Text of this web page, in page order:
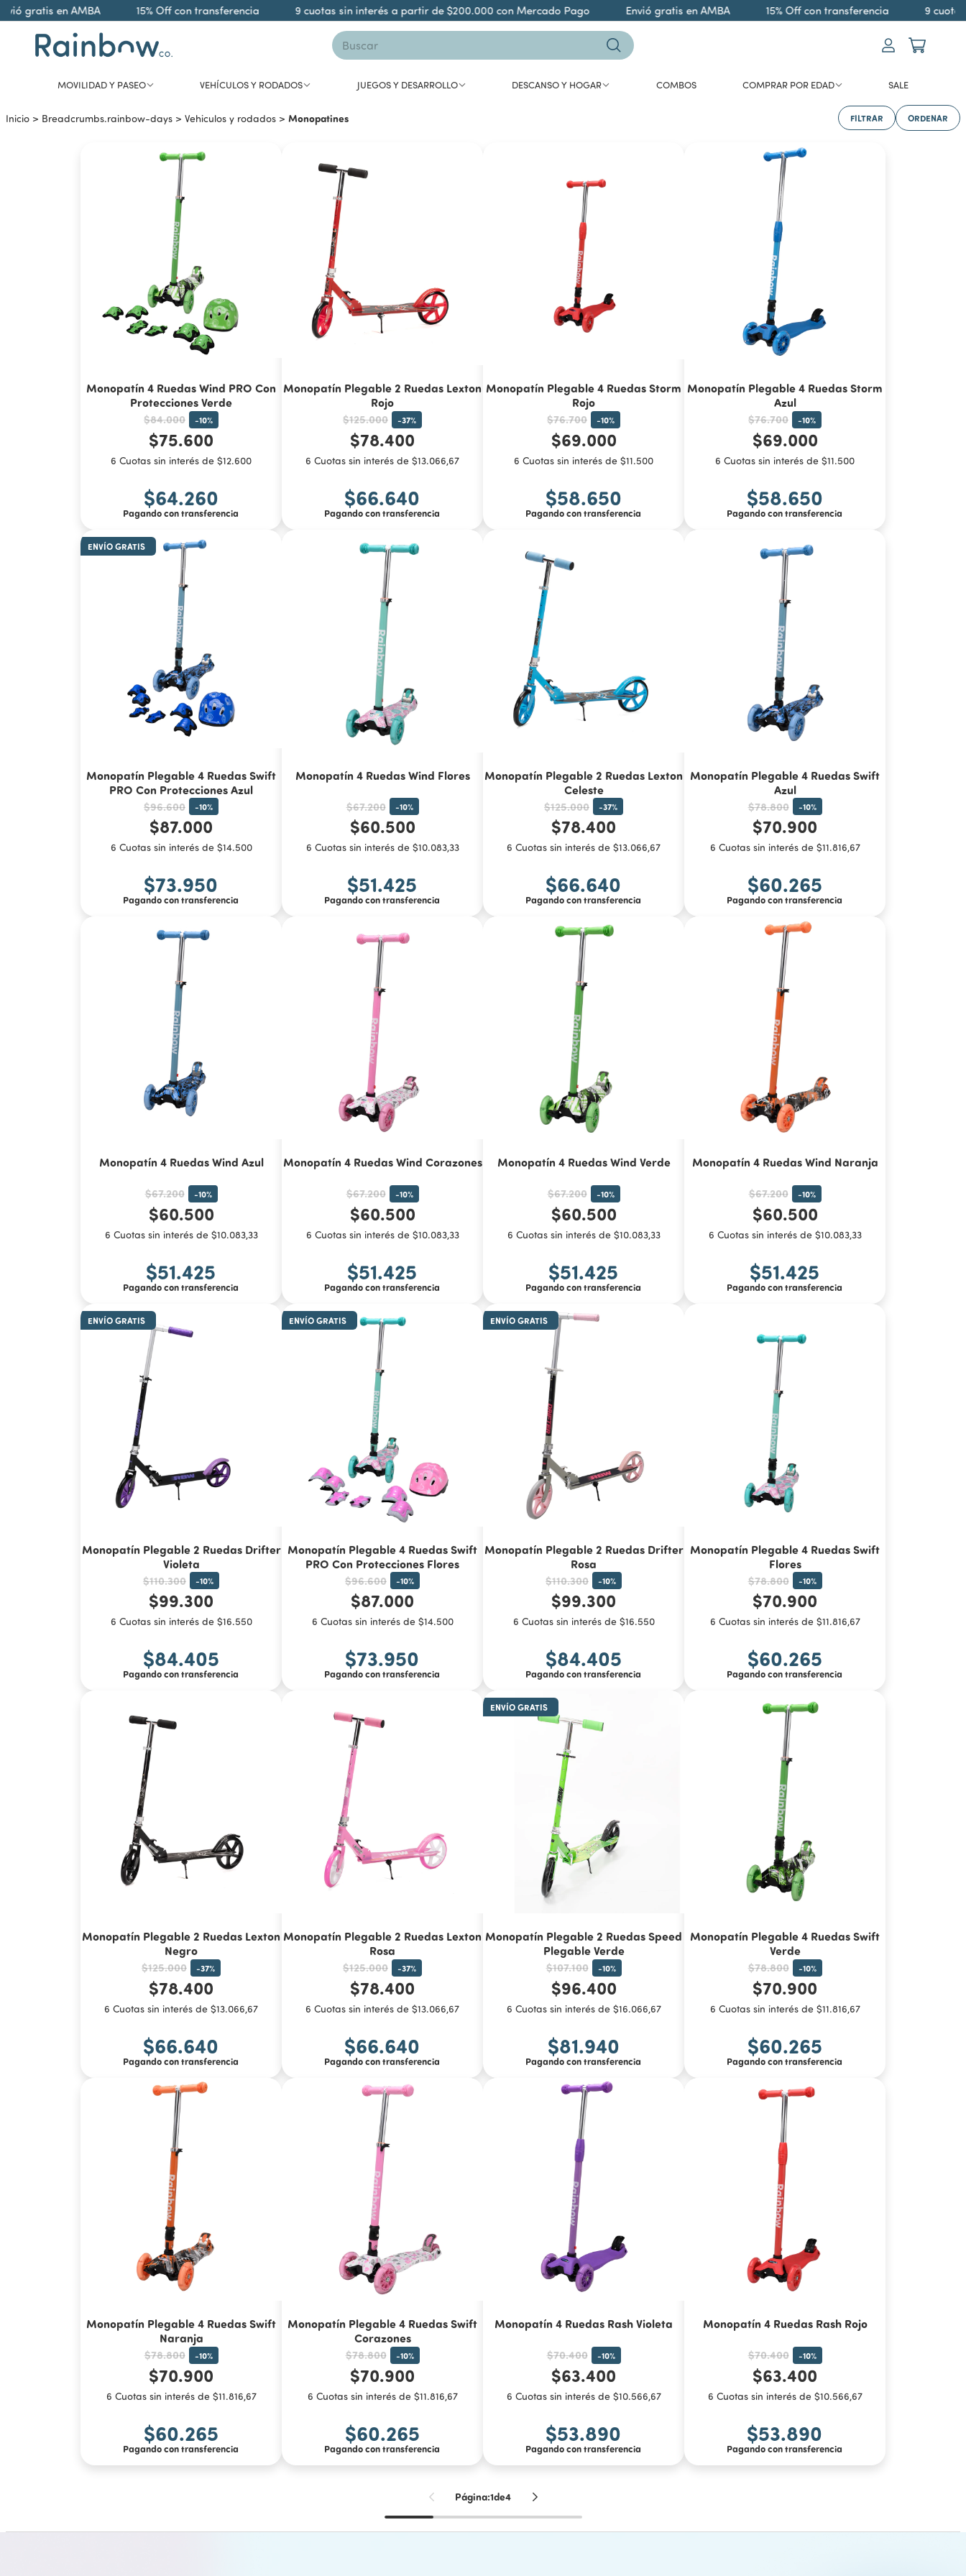
gratis en AMBA 15% Off con transferencia 9 cuotas sin interés a partir de $200.000 con Mercado Pago Envió gratis en AMBA 15% Off con transferencia 9 cuotas
MOVILIDAD Y PASEO VEHÍCULOS Y RODADOS JUEGOS Y DESARROLLO DESCANSO Y HOGAR COMBOS COMPRAR POR EDAD SALE
Inicio > Breadcrumbs.rainbow-days > Vehiculos y rodados > Monopatines FILTRAR ORDENAR
Monopatín 4 Ruedas Wind PRO Con
Protecciones Verde
$84.000 -10%
$75.600
6 Cuotas sin interés de $12.600
$64.260
Pagando con transferencia
Monopatín Plegable 2 Ruedas Lexton
Rojo
$125.000 -37%
$78.400
6 Cuotas sin interés de $13.066,67
$66.640
Pagando con transferencia
Monopatín Plegable 4 Ruedas Storm
Rojo
$76.700 -10%
$69.000
6 Cuotas sin interés de $11.500
$58.650
Pagando con transferencia
Monopatín Plegable 4 Ruedas Storm
Azul
$76.700 -10%
$69.000
6 Cuotas sin interés de $11.500
$58.650
Pagando con transferencia
ENVÍO GRATIS
Monopatín Plegable 4 Ruedas Swift
PRO Con Protecciones Azul
$96.600 -10%
$87.000
6 Cuotas sin interés de $14.500
$73.950
Pagando con transferencia
Monopatín 4 Ruedas Wind Flores
$67.200 -10%
$60.500
6 Cuotas sin interés de $10.083,33
$51.425
Pagando con transferencia
Monopatín Plegable 2 Ruedas Lexton
Celeste
$125.000 -37%
$78.400
6 Cuotas sin interés de $13.066,67
$66.640
Pagando con transferencia
Monopatín Plegable 4 Ruedas Swift
Azul
$78.800 -10%
$70.900
6 Cuotas sin interés de $11.816,67
$60.265
Pagando con transferencia
Monopatín 4 Ruedas Wind Azul
$67.200 -10%
$60.500
6 Cuotas sin interés de $10.083,33
$51.425
Pagando con transferencia
Monopatín 4 Ruedas Wind Corazones
$67.200 -10%
$60.500
6 Cuotas sin interés de $10.083,33
$51.425
Pagando con transferencia
Monopatín 4 Ruedas Wind Verde
$67.200 -10%
$60.500
6 Cuotas sin interés de $10.083,33
$51.425
Pagando con transferencia
Monopatín 4 Ruedas Wind Naranja
$67.200 -10%
$60.500
6 Cuotas sin interés de $10.083,33
$51.425
Pagando con transferencia
ENVÍO GRATIS
Monopatín Plegable 2 Ruedas Drifter
Violeta
$110.300 -10%
$99.300
6 Cuotas sin interés de $16.550
$84.405
Pagando con transferencia
ENVÍO GRATIS
Monopatín Plegable 4 Ruedas Swift
PRO Con Protecciones Flores
$96.600 -10%
$87.000
6 Cuotas sin interés de $14.500
$73.950
Pagando con transferencia
ENVÍO GRATIS
Monopatín Plegable 2 Ruedas Drifter
Rosa
$110.300 -10%
$99.300
6 Cuotas sin interés de $16.550
$84.405
Pagando con transferencia
Monopatín Plegable 4 Ruedas Swift
Flores
$78.800 -10%
$70.900
6 Cuotas sin interés de $11.816,67
$60.265
Pagando con transferencia
Monopatín Plegable 2 Ruedas Lexton
Negro
$125.000 -37%
$78.400
6 Cuotas sin interés de $13.066,67
$66.640
Pagando con transferencia
Monopatín Plegable 2 Ruedas Lexton
Rosa
$125.000 -37%
$78.400
6 Cuotas sin interés de $13.066,67
$66.640
Pagando con transferencia
ENVÍO GRATIS
Monopatín Plegable 2 Ruedas Speed
Plegable Verde
$107.100 -10%
$96.400
6 Cuotas sin interés de $16.066,67
$81.940
Pagando con transferencia
Monopatín Plegable 4 Ruedas Swift
Verde
$78.800 -10%
$70.900
6 Cuotas sin interés de $11.816,67
$60.265
Pagando con transferencia
Monopatín Plegable 4 Ruedas Swift
Naranja
$78.800 -10%
$70.900
6 Cuotas sin interés de $11.816,67
$60.265
Pagando con transferencia
Monopatín Plegable 4 Ruedas Swift
Corazones
$78.800 -10%
$70.900
6 Cuotas sin interés de $11.816,67
$60.265
Pagando con transferencia
Monopatín 4 Ruedas Rash Violeta
$70.400 -10%
$63.400
6 Cuotas sin interés de $10.566,67
$53.890
Pagando con transferencia
Monopatín 4 Ruedas Rash Rojo
$70.400 -10%
$63.400
6 Cuotas sin interés de $10.566,67
$53.890
Pagando con transferencia
Página:1de4